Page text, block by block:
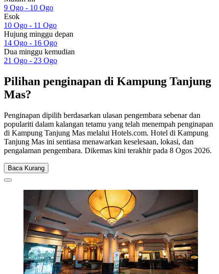
9 Ogo - 10 Ogo
Esok
10 Ogo - 11 Ogo
Hujung minggu depan
14 Ogo - 16 Ogo
Dua minggu kemudian
21 Ogo - 23 Ogo
Pilihan penginapan di Kampung Tanjung
Mas?
Penginapan dipilih berdasarkan ulasan pengembara sebenar dan
populariti dalam kalangan tetamu yang telah menempah penginapan
di Kampung Tanjung Mas melalui Hotels.com. Hotel di Kampung
Tanjung Mas ini sentiasa menawarkan keselesaan, lokasi, dan
pengalaman pengembara. Dikemas kini terakhir pada 8 Ogos 2026.
Baca Kurang